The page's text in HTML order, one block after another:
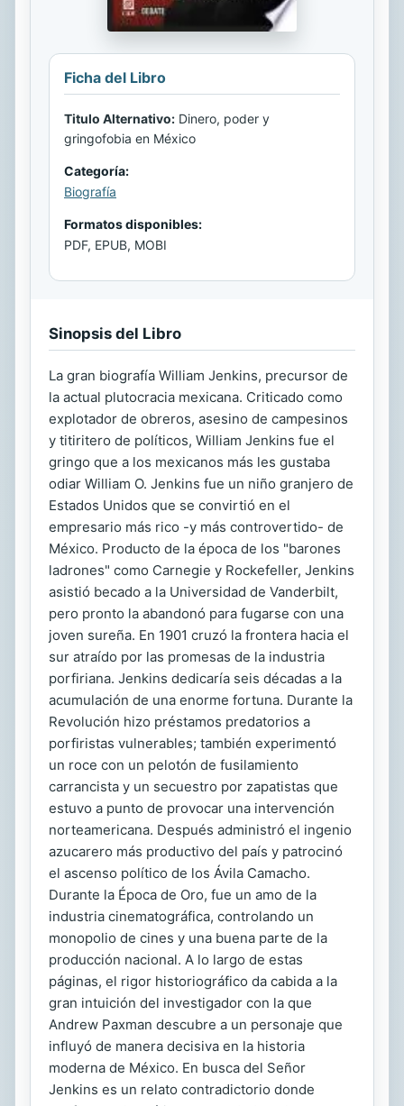
Ficha del Libro
Titulo Alternativo: Dinero, poder y
gringofobia en México
Categoría:
Biografía
Formatos disponibles:
PDF, EPUB, MOBI
Sinopsis del Libro
La gran biografía William Jenkins, precursor de
la actual plutocracia mexicana. Criticado como
explotador de obreros, asesino de campesinos
y titiritero de políticos, William Jenkins fue el
gringo que a los mexicanos más les gustaba
odiar William O. Jenkins fue un niño granjero de
Estados Unidos que se convirtió en el
empresario más rico -y más controvertido- de
México. Producto de la época de los "barones
ladrones" como Carnegie y Rockefeller, Jenkins
asistió becado a la Universidad de Vanderbilt,
pero pronto la abandonó para fugarse con una
joven sureña. En 1901 cruzó la frontera hacia el
sur atraído por las promesas de la industria
porfiriana. Jenkins dedicaría seis décadas a la
acumulación de una enorme fortuna. Durante la
Revolución hizo préstamos predatorios a
porfiristas vulnerables; también experimentó
un roce con un pelotón de fusilamiento
carrancista y un secuestro por zapatistas que
estuvo a punto de provocar una intervención
norteamericana. Después administró el ingenio
azucarero más productivo del país y patrocinó
el ascenso político de los Ávila Camacho.
Durante la Época de Oro, fue un amo de la
industria cinematográfica, controlando un
monopolio de cines y una buena parte de la
producción nacional. A lo largo de estas
páginas, el rigor historiográfico da cabida a la
gran intuición del investigador con la que
Andrew Paxman descubre a un personaje que
influyó de manera decisiva en la historia
moderna de México. En busca del Señor
Jenkins es un relato contradictorio donde